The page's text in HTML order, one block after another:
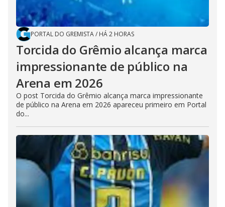
PORTAL DO GREMISTA/ HÁ 2 HORAS
Torcida do Grêmio alcança marca
impressionante de público na
Arena em 2026
O post Torcida do Grêmio alcança marca impressionante
de público na Arena em 2026 apareceu primeiro em Portal
do...